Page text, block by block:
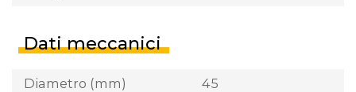
Dati meccanici
Diametro (mm)
45